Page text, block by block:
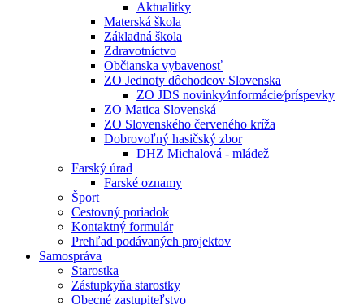
Aktualitky
Materská škola
Základná škola
Zdravotníctvo
Občianska vybavenosť
ZO Jednoty dôchodcov Slovenska
ZO JDS novinky⁄informácie⁄príspevky
ZO Matica Slovenská
ZO Slovenského červeného kríža
Dobrovoľný hasičský zbor
DHZ Michalová - mládež
Farský úrad
Farské oznamy
Šport
Cestovný poriadok
Kontaktný formulár
Prehľad podávaných projektov
Samospráva
Starostka
Zástupkyňa starostky
Obecné zastupiteľstvo